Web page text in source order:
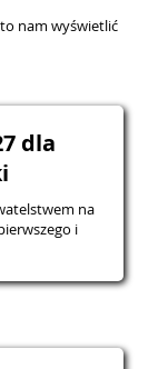
nam wyświetlić
dla
na
i